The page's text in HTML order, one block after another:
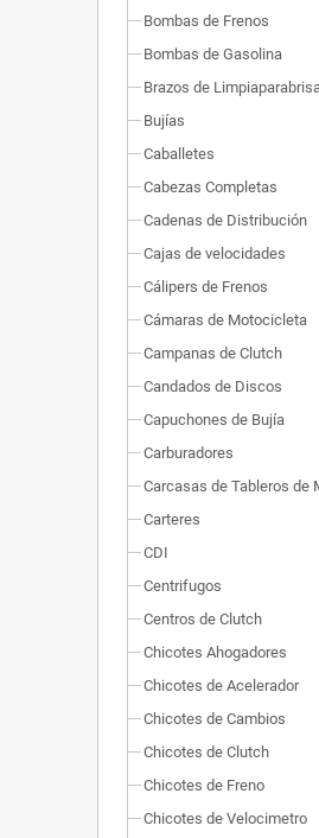
Bombas de Frenos
Bombas de Gasolina
Brazos de
Bujías
Caballetes
Cabezas Completas
Cadenas de Distribución
Cajas de velocidades
Cálipers de Frenos
Cámaras de Motocicleta
Campanas de Clutch
Candados de Discos
Capuchones de Bujía
Carburadores
Carcasas de Tableros de
Carteres
CDI
Centrifugos
Centros de Clutch
Chicotes Ahogadores
Chicotes de Acelerador
Chicotes de Cambios
Chicotes de Clutch
Chicotes de Freno
Chicotes de Velocimetro